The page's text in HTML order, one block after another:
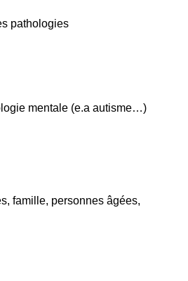
pathologies
mentale (e.a autisme…)
famille, personnes âgées,